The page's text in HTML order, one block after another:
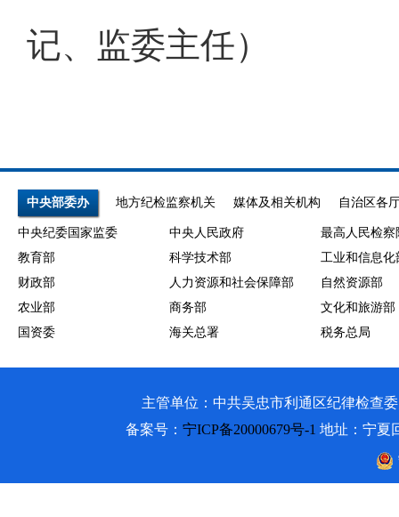
记、监委主任）
中央部委办 地方纪检监察机关 媒体及相关机构 自治区各
中央纪委国家监委 中央人民政府
最高人民检察
教育部
科学技术部
工业和信息化
财政部
人力资源和社会保障部
自然资源部
农业部
商务部
文化和旅游部
国资委
海关总署 税务总局
主管单位：中共吴忠市利通区纪律检查
备案号： 宁ICP备20000679号-1 地址：宁夏